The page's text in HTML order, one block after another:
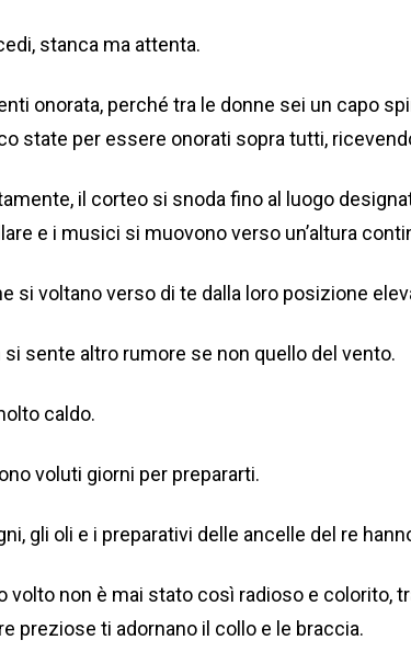
stanca ma attenta.
onorata, perché tra le donne sei un capo
state per essere onorati sopra tutti,
il corteo si snoda fino al luogo
e i musici si muovono verso un’altura
si voltano verso di te dalla loro posizione
si sente altro rumore se non quello del vento.
caldo.
voluti giorni per prepararti.
gli oli e i preparativi delle ancelle del re
volto non è mai stato così radioso e colorito,
preziose ti adornano il collo e le braccia.